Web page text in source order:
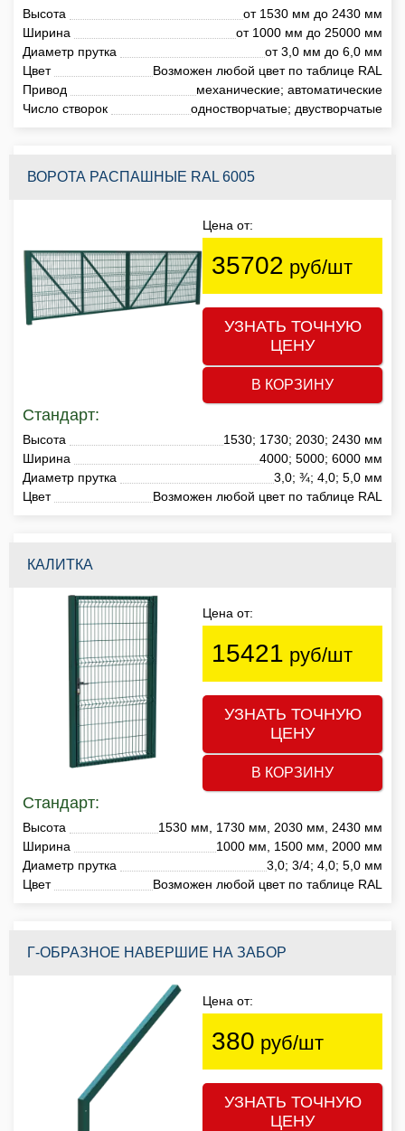
Высота
от 1530 мм до 2430 мм
Ширина
от 1000 мм до 25000 мм
Диаметр прутка
от 3,0 мм до 6,0 мм
Цвет
Возможен любой цвет по таблице RAL
Привод
механические; автоматические
Число створок
одностворчатые; двустворчатые
ВОРОТА РАСПАШНЫЕ RAL 6005
Цена от:
35702 руб/шт
УЗНАТЬ ТОЧНУЮ
ЦЕНУ
В КОРЗИНУ
Стандарт:
Высота
1530; 1730; 2030; 2430 мм
Ширина
4000; 5000; 6000 мм
Диаметр прутка
3,0; ¾; 4,0; 5,0 мм
Цвет
Возможен любой цвет по таблице RAL
КАЛИТКА
Цена от:
15421 руб/шт
УЗНАТЬ ТОЧНУЮ
ЦЕНУ
В КОРЗИНУ
Стандарт:
Высота
1530 мм, 1730 мм, 2030 мм, 2430 мм
Ширина
1000 мм, 1500 мм, 2000 мм
Диаметр прутка
3,0; 3/4; 4,0; 5,0 мм
Цвет
Возможен любой цвет по таблице RAL
Г-ОБРАЗНОЕ НАВЕРШИЕ НА ЗАБОР
Цена от:
380 руб/шт
УЗНАТЬ ТОЧНУЮ
ЦЕНУ